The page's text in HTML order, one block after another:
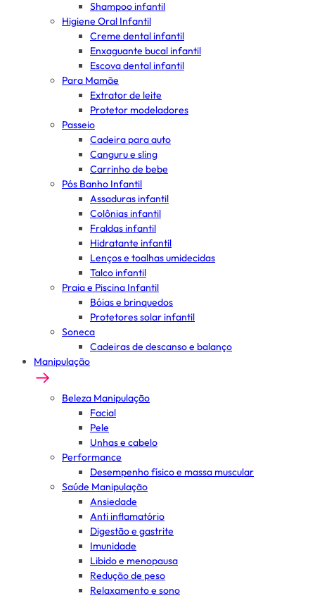
Shampoo infantil
Higiene Oral Infantil
Creme dental infantil
Enxaguante bucal infantil
Escova dental infantil
Para Mamãe
Extrator de leite
Protetor modeladores
Passeio
Cadeira para auto
Canguru e sling
Carrinho de bebe
Pós Banho Infantil
Assaduras infantil
Colônias infantil
Fraldas infantil
Hidratante infantil
Lenços e toalhas umidecidas
Talco infantil
Praia e Piscina Infantil
Bóias e brinquedos
Protetores solar infantil
Soneca
Cadeiras de descanso e balanço
Manipulação
Beleza Manipulação
Facial
Pele
Unhas e cabelo
Performance
Desempenho físico e massa muscular
Saúde Manipulação
Ansiedade
Anti inflamatório
Digestão e gastrite
Imunidade
Libido e menopausa
Redução de peso
Relaxamento e sono